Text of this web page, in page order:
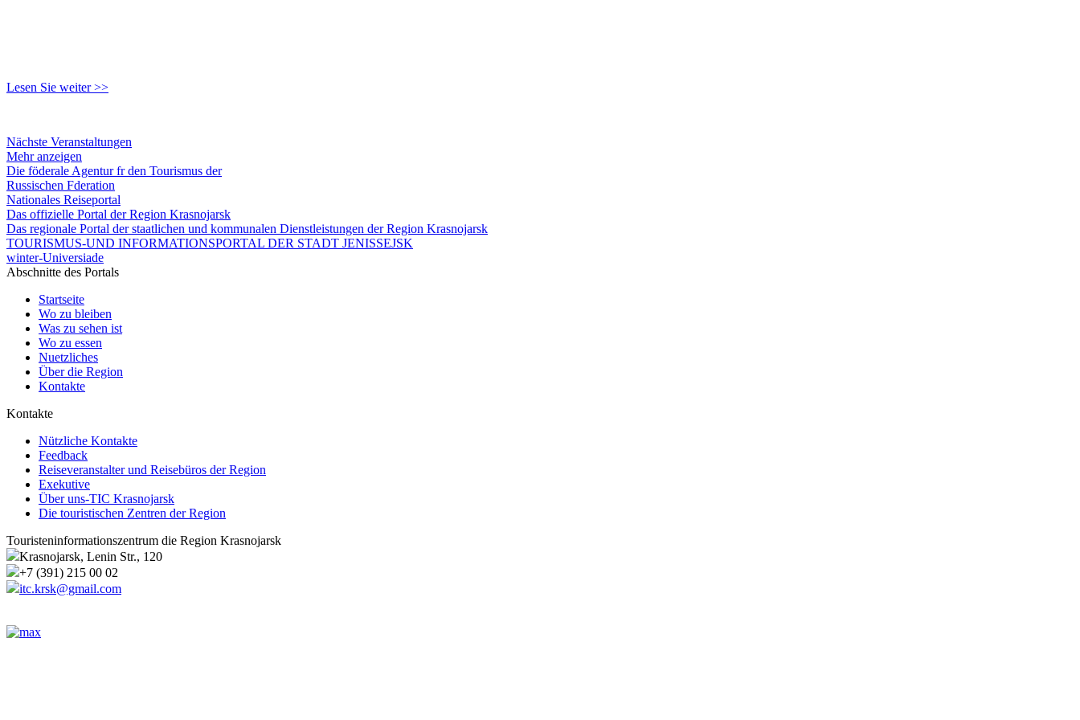
Lesen Sie weiter >>
Nächste Veranstaltungen
Mehr anzeigen
Die föderale Agentur fr den Tourismus der
Russischen Fderation
Nationales Reiseportal
Das offizielle Portal der Region Krasnojarsk
Das regionale Portal der staatlichen und kommunalen Dienstleistungen der Region Krasnojarsk
TOURISMUS-UND INFORMATIONSPORTAL DER STADT JENISSEJSK
winter-Universiade
Abschnitte des Portals
Startseite
Wo zu bleiben
Was zu sehen ist
Wo zu essen
Nuetzliches
Über die Region
Kontakte
Kontakte
Nützliche Kontakte
Feedback
Reiseveranstalter und Reisebüros der Region
Exekutive
Über uns-TIC Krasnojarsk
Die touristischen Zentren der Region
Touristeninformationszentrum die Region Krasnojarsk
Krasnojarsk, Lenin Str., 120
+7 (391) 215 00 02
itc.krsk@gmail.com